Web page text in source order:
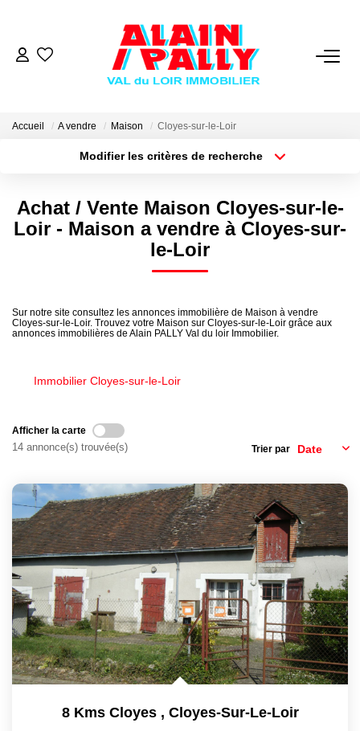
VENTE
LOCATION
DERNIERES VENTES
NOS AGENCES
Qui Sommes Nous
Notre Équipe
Accueil A vendre Maison Cloyes-sur-le-Loir
Modifier les critères de recherche
Sélectionnez...
Type de bien
Surface min
Achat / Vente Maison Cloyes-sur-le-
Loir - Maison a vendre à Cloyes-sur-
le-Loir
Sur notre site consultez les annonces immobilière de Maison à vendre
Cloyes-sur-le-Loir. Trouvez votre Maison sur Cloyes-sur-le-Loir grâce aux
annonces immobilières de Alain PALLY Val du loir Immobilier.
Immobilier Cloyes-sur-le-Loir
Afficher la carte
14 annonce(s) trouvée(s) Trier par
8 Kms Cloyes , Cloyes-Sur-Le-Loir